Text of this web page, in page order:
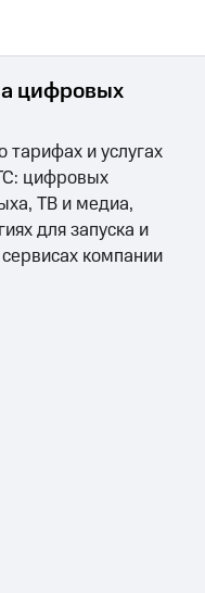
цифровых
тарифах и услугах
цифровых
ТВ и медиа,
для запуска и
компании